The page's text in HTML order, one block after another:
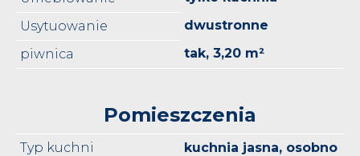
Usytuowanie
dwustronne
piwnica
tak, 3,20 m²
Pomieszczenia
Typ kuchni
kuchnia jasna, osobno